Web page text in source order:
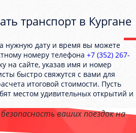
транспорт в Кургане
нужную дату и время вы можете
номеру телефона +7 (352) 267-
на сайте, указав имя и номер
быстро свяжутся с вами для
итоговой стоимости. Пусть
местом удивительных открытий и
ваших поездок на